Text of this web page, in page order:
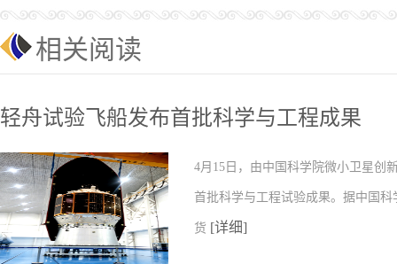
相关阅读
轻舟试验飞船发布首批科学与工程成果
4月15日，由中国科学院微小卫星创
首批科学与工程试验成果。据中国
货 [详细]